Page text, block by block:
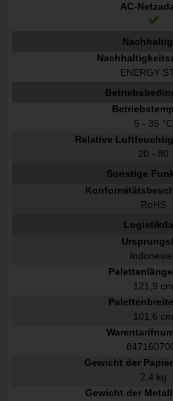
AC-
ENERGY
5 - 35 °C
Relative
20 - 80
Sonstige
RoHS
121,9 cm
101,6 cm
Gewicht der
2,4 kg
Gewicht der